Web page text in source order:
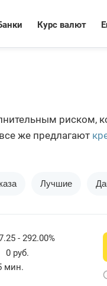
Курс валют
риском,
же предлагают
Лучшие
- 292.00%
0 руб.
мин.